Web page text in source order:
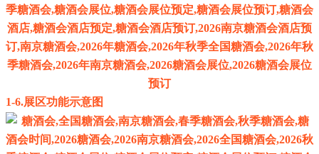
1-6.展区功能示意图